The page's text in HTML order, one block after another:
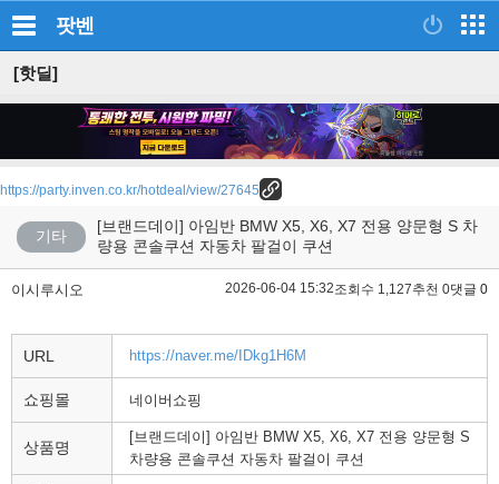
팟벤
[핫딜]
https://party.inven.co.kr/hotdeal/view/27645
기타
[브랜드데이] 아임반 BMW X5, X6, X7 전용 양문형 S 차
량용 콘솔쿠션 자동차 팔걸이 쿠션
이시루시오 2026-06-04 15:32조회수 1,127추천 0댓글 0
URL https://naver.me/IDkg1H6M
쇼핑몰 네이버쇼핑
상품명
[브랜드데이] 아임반 BMW X5, X6, X7 전용 양문형 S
차량용 콘솔쿠션 자동차 팔걸이 쿠션